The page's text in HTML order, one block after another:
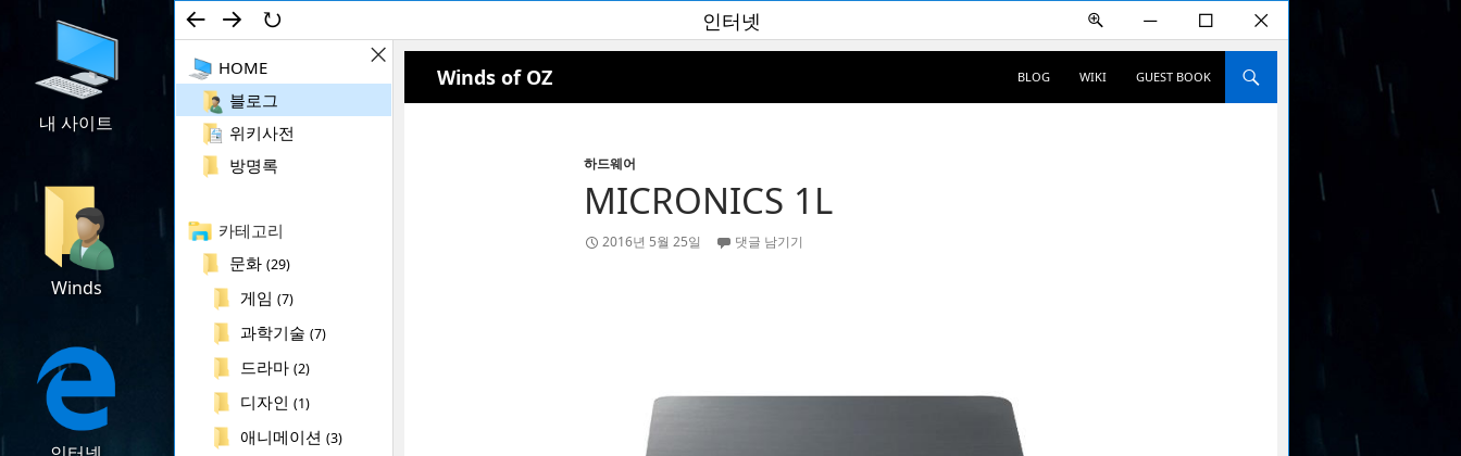
내 사이트
Winds
다운로드
위키사전
인터넷
← → ↻ ✕
☐
―
+
ON/OFF
컨텐츠로 건너뛰기
HOME
블로그
위키사전
방명록
카테고리
문화 (29)
게임 (7)
과학기술 (7)
드라마 (2)
디자인 (1)
애니메이션 (3)
Winds of OZ
BLOG
WIKI GUEST BOOK
하드웨어
MICRONICS 1L
2016년 5월 25일 댓글 남기기